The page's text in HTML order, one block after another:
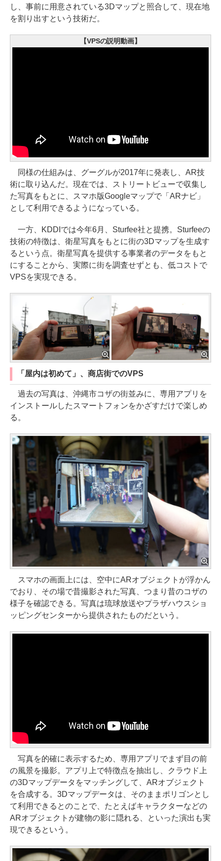
し、事前に用意されている3Dマップと照合して、現在地
を割り出すという技術だ。
【VPSの説明動画】
同様の仕組みは、グーグルが2017年に発表し、AR技
術に取り込んだ。現在では、ストリートビューで収集し
た写真をもとに、スマホ版Googleマップで「ARナビ」
として利用できるようになっている。
一方、KDDIでは今年6月、Sturfee社と提携。Sturfeeの
技術の特徴は、衛星写真をもとに街の3Dマップを生成す
るという点。衛星写真を提供する事業者のデータをもと
にすることから、実際に街を調査せずとも、低コストで
VPSを実現できる。
「屋内は初めて」、商店街でのVPS
過去の写真は、沖縄市コザの街並みに、専用アプリを
インストールしたスマートフォンをかざすだけで楽しめ
る。
スマホの画面上には、空中にARオブジェクトが浮かん
でおり、その場で昔撮影された写真、つまり昔のコザの
様子を確認できる。写真は琉球放送やプラザハウスショ
ッピングセンターから提供されたものだという。
写真を的確に表示するため、専用アプリでまず目の前
の風景を撮影。アプリ上で特徴点を抽出し、クラウド上
の3Dマップデータをマッチングして、ARオブジェクト
を合成する。3Dマップデータは、そのままポリゴンとし
て利用できるとのことで、たとえばキャラクターなどの
ARオブジェクトが建物の影に隠れる、といった演出も実
現できるという。